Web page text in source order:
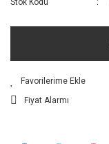
Fiyat Alarmı